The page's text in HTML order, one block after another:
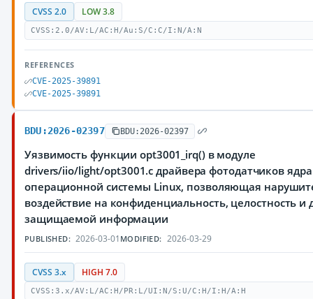
CVSS 2.0 LOW 3.8
CVSS:2.0/AV:L/AC:H/Au:S/C:C/I:N/A:N
REFERENCES
CVE-2025-39891
CVE-2025-39891
BDU:2026-02397 BDU:2026-02397
Уязвимость функции opt3001_irq() в модуле
drivers/iio/light/opt3001.c драйвера фотодатчиков ядра
операционной системы Linux, позволяющая
воздействие на конфиденциальность, целостность и
защищаемой информации
PUBLISHED: 2026-03-01 MODIFIED: 2026-03-29
CVSS 3.x HIGH 7.0
CVSS:3.x/AV:L/AC:H/PR:L/UI:N/S:U/C:H/I:H/A:H